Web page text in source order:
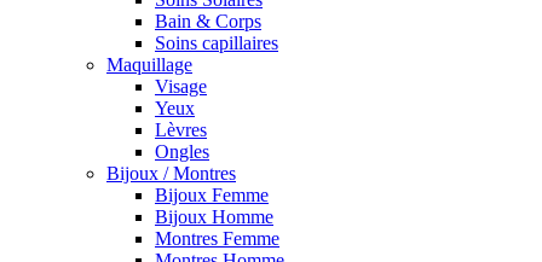
Bain & Corps
Soins capillaires
Maquillage
Visage
Yeux
Lèvres
Ongles
Bijoux / Montres
Bijoux Femme
Bijoux Homme
Montres Femme